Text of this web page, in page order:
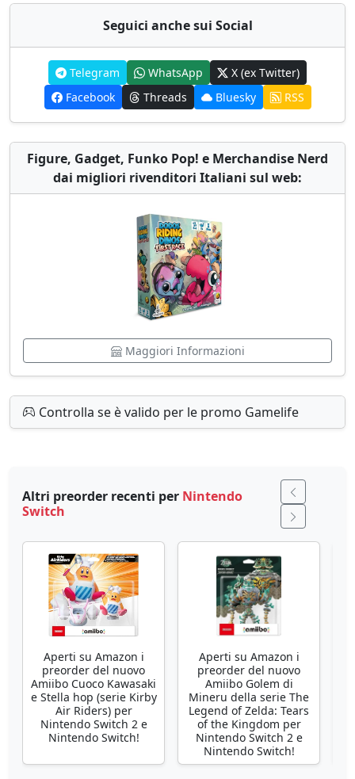
Seguici anche sui Social
Telegram WhatsApp
X (ex Twitter)
Facebook
Threads Bluesky RSS
Figure, Gadget, Funko Pop! e Merchandise Nerd
dai migliori rivenditori Italiani sul web:
Maggiori Informazioni
Controlla se è valido per le promo Gamelife
Altri preorder recenti per Nintendo
Switch
Aperti su Amazon i
preorder del nuovo
Amiibo Cuoco Kawasaki
e Stella hop (serie Kirby
Air Riders) per
Nintendo Switch 2 e
Nintendo Switch!
Aperti su Amazon i
preorder del nuovo
Amiibo Golem di
Mineru della serie The
Legend of Zelda: Tears
of the Kingdom per
Nintendo Switch 2 e
Nintendo Switch!